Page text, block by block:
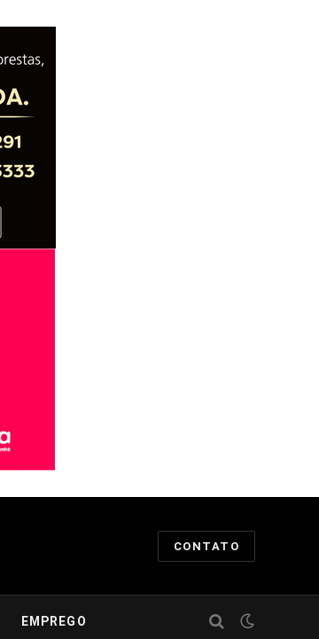
CONTATO
EMPREGO